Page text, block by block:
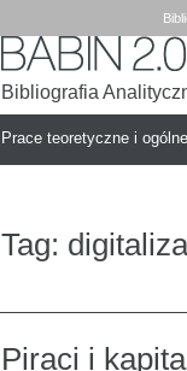
Babin
Bibliografia
Prace teoretyczne i ogólne
Tag:
Piraci i